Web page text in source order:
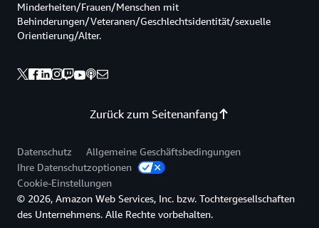
Zurück zum Seitenanfang
Minderheiten/Frauen/Menschen mit
Behinderungen/Veteranen/Geschlechtsidentität/sexuelle
Orientierung/Alter.
Datenschutz
Allgemeine Geschäftsbedingungen
Ihre Datenschutzoptionen
Cookie-Einstellungen
© 2026, Amazon Web Services, Inc. bzw. Tochtergesellschaften
des Unternehmens. Alle Rechte vorbehalten.